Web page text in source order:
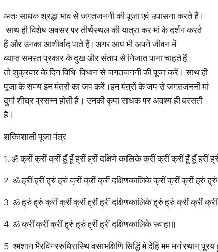
अतः साधक श्रद्धा भाव से जगतजननी की पूजा एवं उपासना करते हैं।
साथ ही विशेष अवसर पर तीर्थस्थल की यात्रा कर मां के दर्शन करते
हैं और उनका आशीर्वाद पाते हैं।अगर आप भी अपने जीवन में
व्याप्त समस्त प्रकार के दुख और संताप से निजात पाना चाहते हैं,
तो शुक्रवार के दिन विधि-विधान से जगतजननी की पूजा करें। साथ ही
पूजा के समय इन मंत्रों का जप करें।इन मंत्रों के जप से जगतजननी मां
दुर्गा शीघ्र प्रसन्न होती हैं। उनकी कृपा साधक पर अवश्य ही बरसती
है।
शक्तिशाली पूजा मंत्र
1. ॐ क्रीं क्रीं क्रीं हूँ हूँ ह्रीं ह्रीं दक्षिणे कालिके क्रीं क्रीं क्रीं हूँ हूँ ह्रीं
2. ॐ ह्रीं ह्रीं ह्रुं ह्रुं क्रीं क्रीं क्रीं दक्षिणकालिके क्रीं क्रीं क्रीं ह्रुं ह्रुं
3. ॐ ह्रुं ह्रुं क्रीं क्रीं क्रीं ह्रीं ह्रीं दक्षिणकालिके ह्रुं ह्रुं क्रीं क्रीं क्रीं
4. ॐ क्रीं क्रीं क्रीं ह्रुं ह्रुं ह्रीं ह्रीं दक्षिणकालिके स्वाहा॥
5. श्मशान भैरविनररुधिरास्थि वसाभक्षिणि सिद्धिं मे देहि मम मनोरथान्